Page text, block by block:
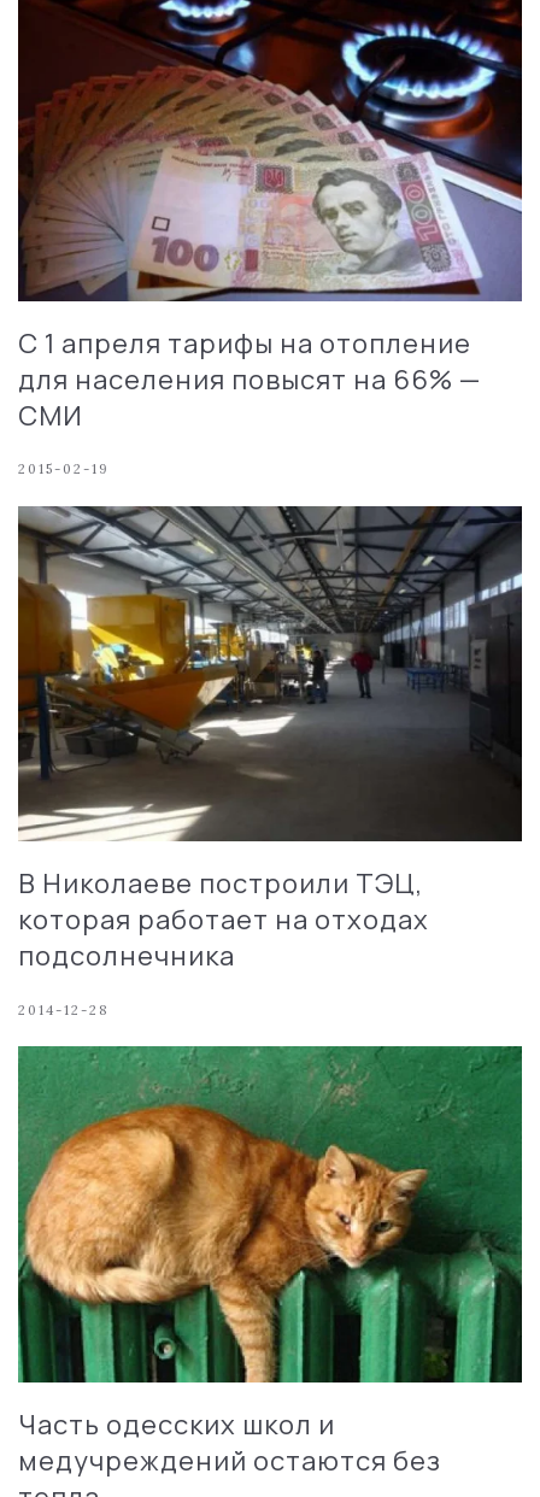
С 1 апреля тарифы на отопление
для населения повысят на 66% —
СМИ
2015-02-19
В Николаеве построили ТЭЦ,
которая работает на отходах
подсолнечника
2014-12-28
Часть одесских школ и
медучреждений остаются без